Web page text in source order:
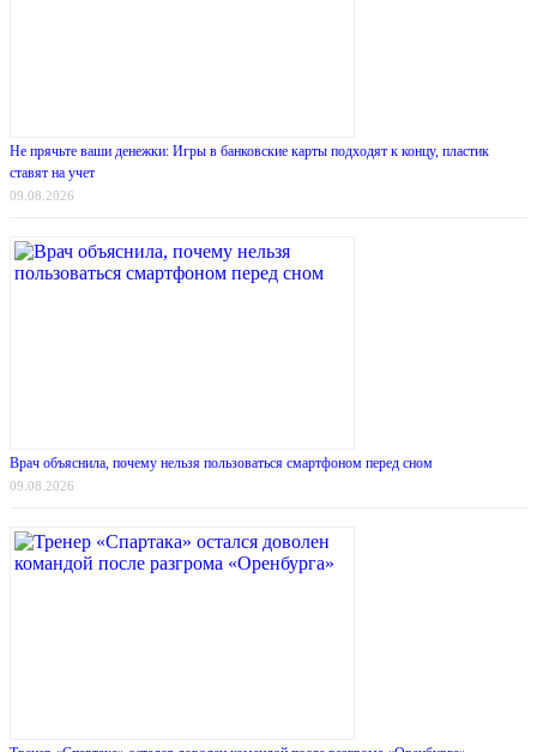
Не прячьте ваши денежки: Игры в банковские карты подходят к концу, пластик
ставят на учет
09.08.2026
Врач объяснила, почему нельзя пользоваться смартфоном перед сном
09.08.2026